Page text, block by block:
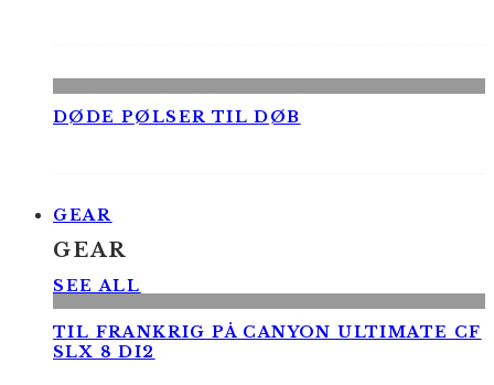
DØDE PØLSER TIL DØB
GEAR
GEAR
SEE ALL
TIL FRANKRIG PÅ CANYON ULTIMATE CF
SLX 8 DI2